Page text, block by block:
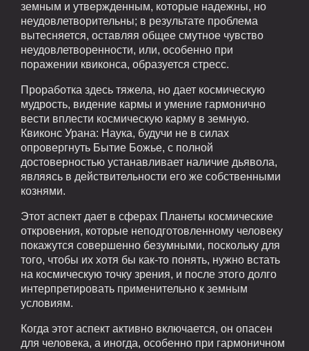
земным и утвержденным, которые надежны, но
неудовлетворительны; в результате проблема
вытесняется, оставляя общее смутное чувство
неудовлетворенности, или, особенно при
поражении квиконса, образуется стресс.
Проработка здесь тяжела, но дает космическую
мудрость, видение кармы и умение гармонично
вести вплести космическую карму в земную.
Квиконс Урана: Наука, будучи не в силах
опровергнуть Бытие Божье, с полной
достоверностью устанавливает наличие дьявола,
являясь в действительности его же собственными
кознями.
Этот аспект дает в сферах Планеты космические
откровения, которые неподготовленному человеку
покажутся совершенно безумными, поскольку для
того, чтобы их хотя бы как-то понять, нужно встать
на космическую точку зрения, и после этого долго
интерпретировать применительно к земным
условиям.
Когда этот аспект активно включается, он опасен
для человека, а иногда, особенно при гармоничном